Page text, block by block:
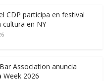
CDP participa en festival
cultura en NY
Association anuncia
Week 2026